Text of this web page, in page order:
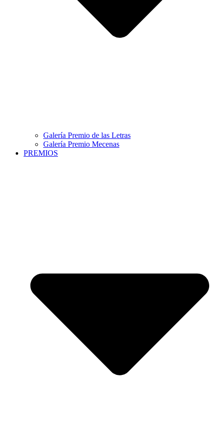
Galería Premio de las Letras
Galería Premio Mecenas
PREMIOS